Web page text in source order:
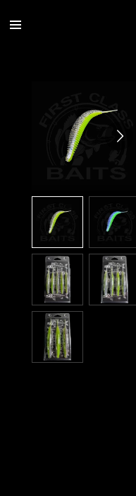
Hauptinhalt